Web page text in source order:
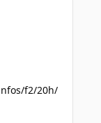
f2/20h/